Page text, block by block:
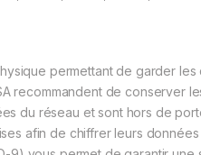
permettant de garder
recommandent de conserver
du réseau et sont hors de
afin de chiffrer leurs